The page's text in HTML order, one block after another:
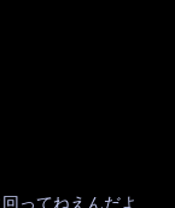
ってねえんだよ